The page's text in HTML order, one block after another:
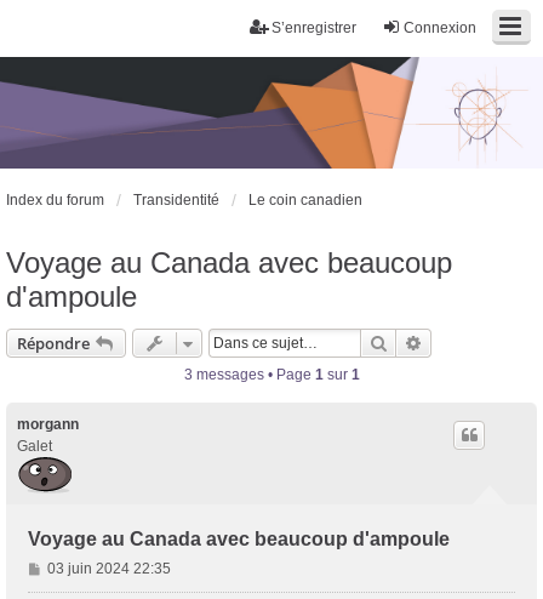
Connexion
S’enregistrer
Trans District
Forum d'information sur les transidentités masculines FtM/FtX/Ft*
Index du forum Transidentité Le coin canadien
Voyage au Canada avec beaucoup
d'ampoule
Répondre Rechercher
3 messages • Page 1sur 1
morgann
Galet
Voyage au Canada avec beaucoup d'ampoule
M
e
03 juin 2024 22:35